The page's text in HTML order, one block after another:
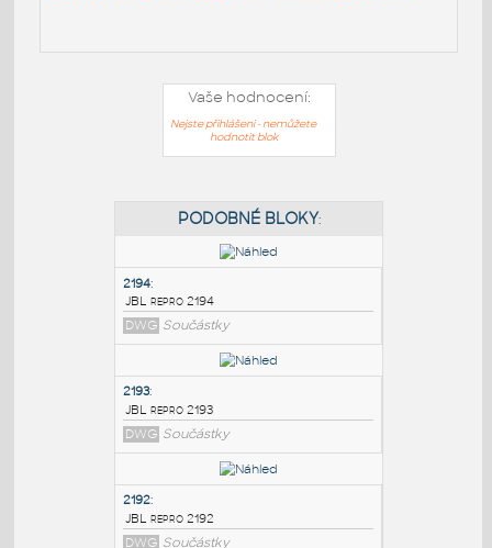
Vaše hodnocení:
Nejste přihlášeni - nemůžete
hodnotit blok
PODOBNÉ BLOKY:
2194:
JBL repro 2194
DWG